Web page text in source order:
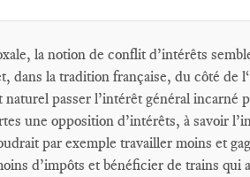
la notion de conflit d’intérêts
dans la tradition française, du côté de
passer l’intérêt général incarné
une opposition d’intérêts, à savoir
par exemple travailler moins et
d’impôts et bénéficier de trains qui